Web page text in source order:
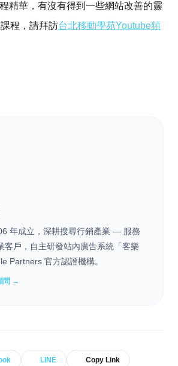
精華，有沒有得到一些網站改善的靈
程，請拜訪台北移動學苑Youtube頻
年成立，深耕搜尋行銷產業 — 服務
客戶，自主研發站內廣告系統「客樂
Partners 官方認證機構。
問 →
LINE Copy Link